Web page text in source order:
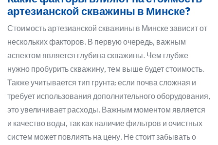
артезианской скважины в Минске?
Стоимость артезианской скважины в Минске зависит от
нескольких факторов. В первую очередь, важным
аспектом является глубина скважины. Чем глубже
нужно пробурить скважину, тем выше будет стоимость.
Также учитывается тип грунта: если почва сложная и
требует использования дополнительного оборудования,
это увеличивает расходы. Важным моментом является
и качество воды, так как наличие фильтров и очистных
систем может повлиять на цену. Не стоит забывать о